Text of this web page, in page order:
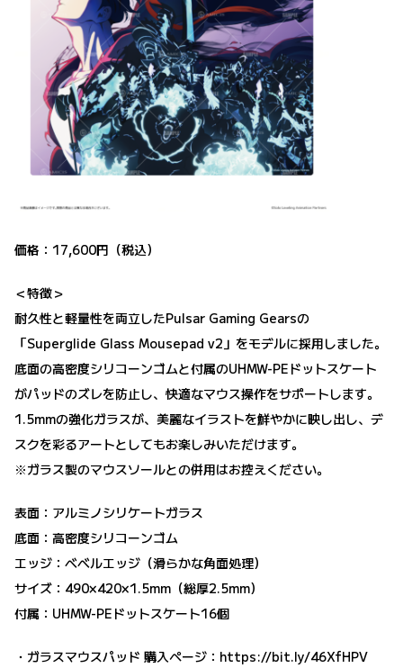
価格：17,600円（税込）
＜特徴＞
耐久性と軽量性を両立したPulsar Gaming Gearsの
「Superglide Glass Mousepad v2」をモデルに採用しました。
底面の高密度シリコーンゴムと付属のUHMW-PEドットスケート
がパッドのズレを防止し、快適なマウス操作をサポートします。
1.5mmの強化ガラスが、美麗なイラストを鮮やかに映し出し、デ
スクを彩るアートとしてもお楽しみいただけます。
※ガラス製のマウスソールとの併用はお控えください。
表面：アルミノシリケートガラス
底面：高密度シリコーンゴム
エッジ：ベベルエッジ（滑らかな角面処理）
サイズ：490×420×1.5mm（総厚2.5mm）
付属：UHMW-PEドットスケート16個
・ガラスマウスパッド 購入ページ： https://bit.ly/46XfHPV